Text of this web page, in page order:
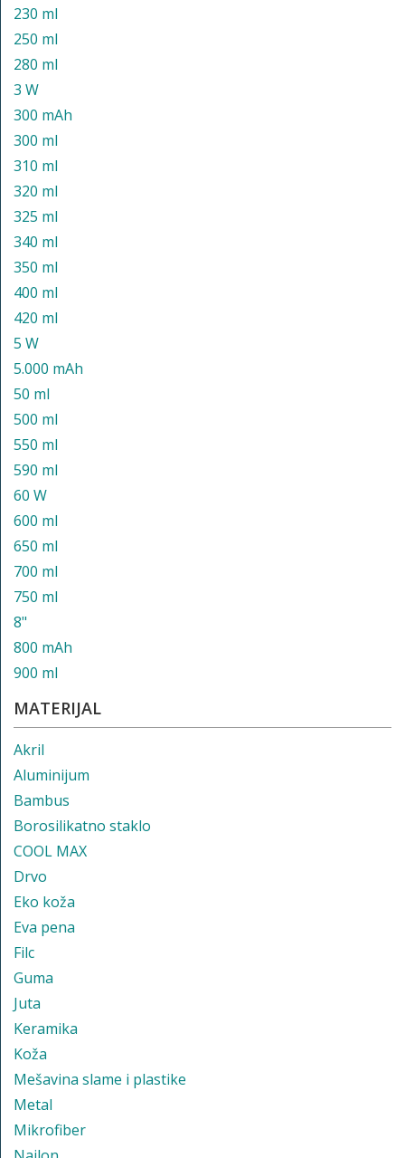
230 ml
250 ml
280 ml
3 W
300 mAh
300 ml
310 ml
320 ml
325 ml
340 ml
350 ml
400 ml
420 ml
5 W
5.000 mAh
50 ml
500 ml
550 ml
590 ml
60 W
600 ml
650 ml
700 ml
750 ml
8"
800 mAh
900 ml
MATERIJAL
Akril
Aluminijum
Bambus
Borosilikatno staklo
COOL MAX
Drvo
Eko koža
Eva pena
Filc
Guma
Juta
Keramika
Koža
Mešavina slame i plastike
Metal
Mikrofiber